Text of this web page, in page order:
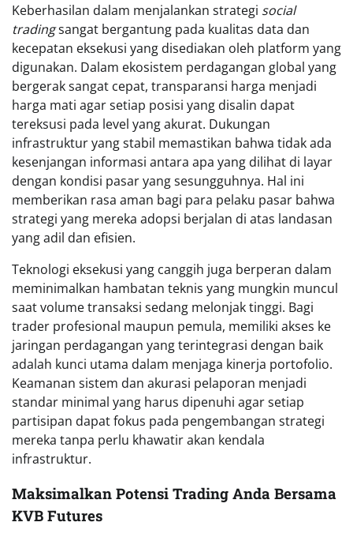
Keberhasilan dalam menjalankan strategi social
tradingsangat bergantung pada kualitas data dan
kecepatan eksekusi yang disediakan oleh platform yang
digunakan. Dalam ekosistem perdagangan global yang
bergerak sangat cepat, transparansi harga menjadi
harga mati agar setiap posisi yang disalin dapat
tereksusi pada level yang akurat. Dukungan
infrastruktur yang stabil memastikan bahwa tidak ada
kesenjangan informasi antara apa yang dilihat di layar
dengan kondisi pasar yang sesungguhnya. Hal ini
memberikan rasa aman bagi para pelaku pasar bahwa
strategi yang mereka adopsi berjalan di atas landasan
yang adil dan efisien.
Teknologi eksekusi yang canggih juga berperan dalam
meminimalkan hambatan teknis yang mungkin muncul
saat volume transaksi sedang melonjak tinggi. Bagi
trader profesional maupun pemula, memiliki akses ke
jaringan perdagangan yang terintegrasi dengan baik
adalah kunci utama dalam menjaga kinerja portofolio.
Keamanan sistem dan akurasi pelaporan menjadi
standar minimal yang harus dipenuhi agar setiap
partisipan dapat fokus pada pengembangan strategi
mereka tanpa perlu khawatir akan kendala
infrastruktur.
Maksimalkan Potensi Trading Anda Bersama
KVB Futures